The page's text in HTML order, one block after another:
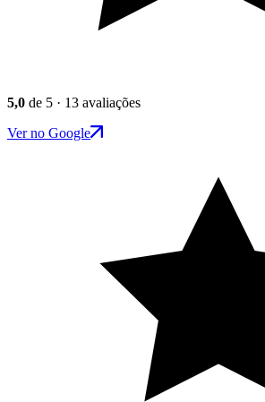
5,0 de 5 · 13 avaliações
Ver no Google